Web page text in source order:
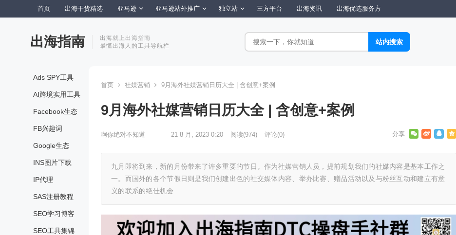
首页 出海干货精选 亚马逊 亚马逊站外推广 独立站 三方平台 出海资讯 出海优选服务方
出海指南
出海就上出海指南
最懂出海人的工具导航栏
Ads SPY工具
AI跨境实用工具
Facebook生态
FB兴趣词
Google生态
INS图片下载
IP代理
SAS注册教程
SEO学习博客
SEO工具集锦
首页 社媒营销 9月海外社媒营销日历大全 | 含创意+案例
9月海外社媒营销日历大全 | 含创意+案例
啊你绝对不知道 21 8 月, 2023 0:20 阅读(974) 评论(0)
九月即将到来，新的月份带来了许多重要的节日。作为社媒营销人员，提前规划我们的社媒内容是基本工作之
一。而国外的各个节假日则是我们创建出色的社交媒体内容、举办比赛、赠品活动以及与粉丝互动和建立有意
义的联系的绝佳机会